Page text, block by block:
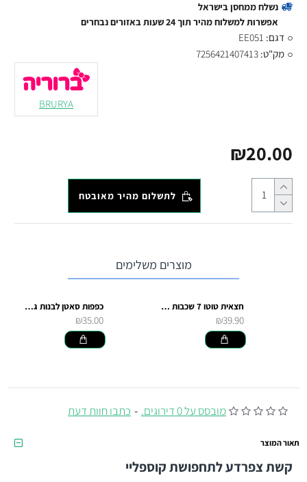
מובסס על 0 דירוגים. - כתבו חוות דעת
₪20.00
נשלח ממחסן בישראל
אפשרות למשלוח מהיר תוך 24 שעות באזורים נבחרים
דגם: EE051
מק"ט: 7256421407413
BRURYA
לתשלום מהיר מאובטח
מוצרים משלימים
חצאית טוטו 7 שכבות - לבן
₪39.90
כפפות סאטן לבנות גמישות עד הזרוע לתחפושת
₪35.00
תאור המוצר
קשת צפרדעלתחפושת קוספליי